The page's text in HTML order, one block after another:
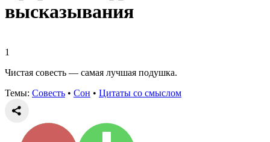
высказывания
1
Чистая совесть — самая лучшая подушка.
Темы: Совесть • Сон • Цитаты со смыслом